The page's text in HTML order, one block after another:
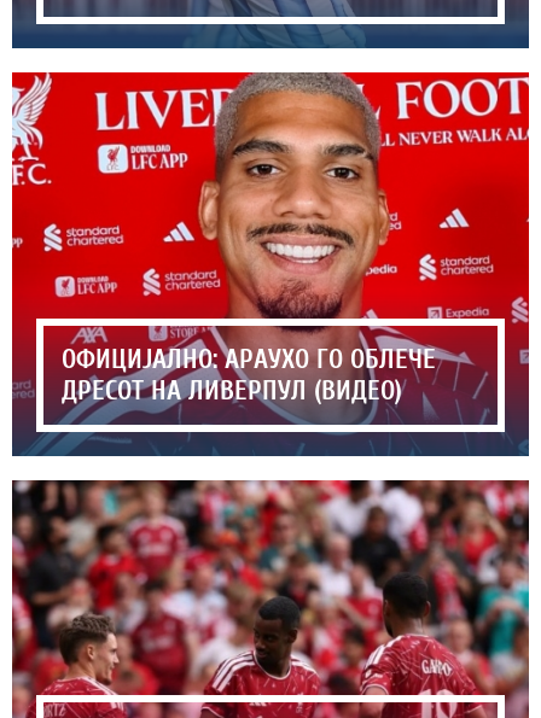
ОФИЦИЈАЛНО: АРАУХО ГО ОБЛЕЧЕ
ДРЕСОТ НА ЛИВЕРПУЛ (ВИДЕО)